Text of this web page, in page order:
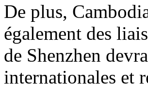
De plus,
également des
de Shenzhen
internationales et